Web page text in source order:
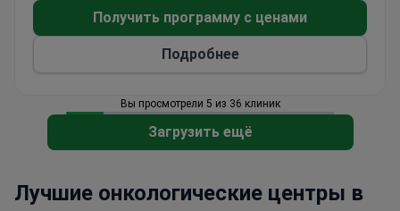
медицинской помощи. Пациенты из Европы,
Содружества, Азии, США, Канады и Австралии
посещают клинику чаще всего.
Получить программу с ценами
Подробнее
Вы просмотрели 5 из 36 клиник
Загрузить ещё
Лучшие онкологические центры в